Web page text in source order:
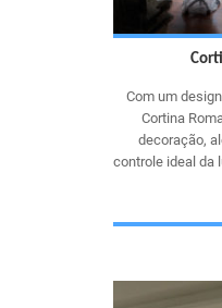
Com um
Cortina
decoração,
controle ideal da